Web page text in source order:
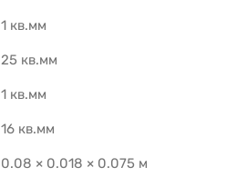
1 кв.мм
25 кв.мм
1 кв.мм
16 кв.мм
0.08 × 0.018 × 0.075 м